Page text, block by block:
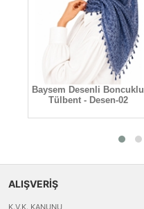
Baysem Desenli Boncuklu
Tülbent - Desen-02
ALIŞVERİŞ